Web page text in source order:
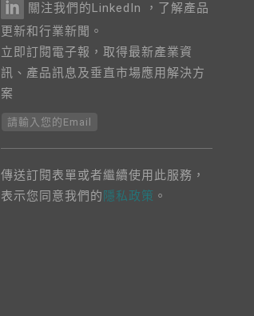
關注我們的LinkedIn ，了解產品
更新和行業新聞。
立即訂閱電子報，取得最新產業資
訊、產品訊息及垂直市場應用解決方
案
請輸入您的Email
傳送訂閱表單或者繼續使用此服務，
表示您同意我們的 隱私政策 。